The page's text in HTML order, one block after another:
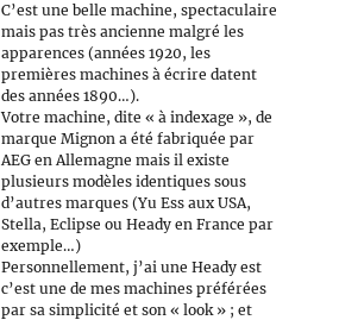
C’est une belle machine, spectaculaire
mais pas très ancienne malgré les
apparences (années 1920, les
premières machines à écrire datent
des années 1890…).
Votre machine, dite « à indexage », de
marque Mignon a été fabriquée par
AEG en Allemagne mais il existe
plusieurs modèles identiques sous
d’autres marques (Yu Ess aux USA,
Stella, Eclipse ou Heady en France par
exemple…)
Personnellement, j’ai une Heady est
c’est une de mes machines préférées
par sa simplicité et son « look » ; et